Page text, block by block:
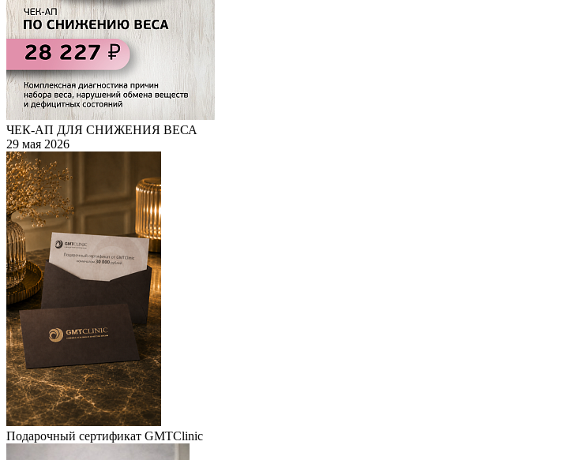
ЧЕК-АП ДЛЯ СНИЖЕНИЯ ВЕСА
29 мая 2026
Подарочный сертификат GMTClinic